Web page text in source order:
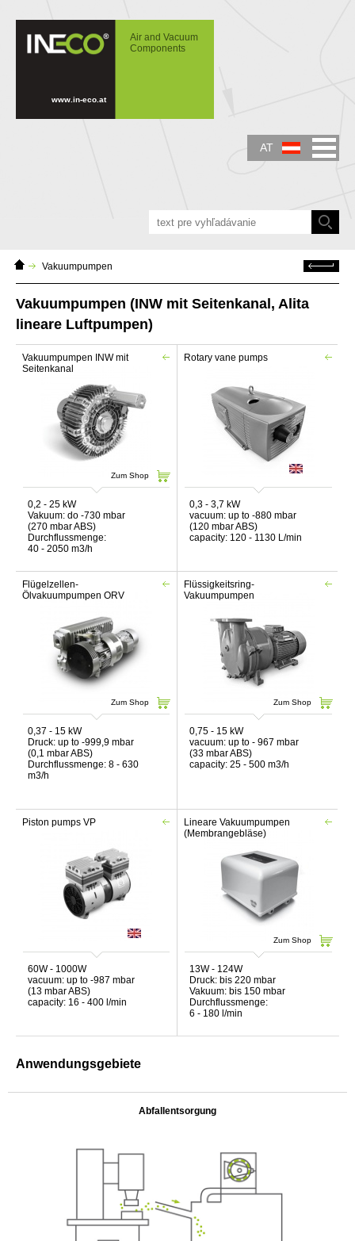
Verdichter und Vakuumpumpen INW mit
Seitenkanal
Air and Vacuum
Components
www.in-eco.at
Domáca
stránka
Vakuumpumpen Zurück
Vakuumpumpen (INW mit Seitenkanal, Alita
lineare Luftpumpen)
Vakuumpumpen INW mit
Seitenkanal
Zum Shop
0,2 - 25 kW
Vakuum: do -730 mbar
(270 mbar ABS)
Durchflussmenge:
40 - 2050 m3/h
Rotary vane pumps
0,3 - 3,7 kW
vacuum: up to -880 mbar
(120 mbar ABS)
capacity: 120 - 1130 L/min
Flügelzellen-
Ölvakuumpumpen ORV
Zum Shop
0,37 - 15 kW
Druck: up to -999,9 mbar
(0,1 mbar ABS)
Durchflussmenge: 8 - 630
m3/h
Flüssigkeitsring-
Vakuumpumpen
Zum Shop
0,75 - 15 kW
vacuum: up to - 967 mbar
(33 mbar ABS)
capacity: 25 - 500 m3/h
Piston pumps VP
60W - 1000W
vacuum: up to -987 mbar
(13 mbar ABS)
capacity: 16 - 400 l/min
Lineare Vakuumpumpen
(Membrangebläse)
Zum Shop
13W - 124W
Druck: bis 220 mbar
Vakuum: bis 150 mbar
Durchflussmenge:
6 - 180 l/min
Anwendungsgebiete
Abfallentsorgung
AT